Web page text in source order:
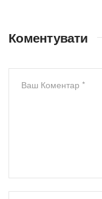
Коментувати